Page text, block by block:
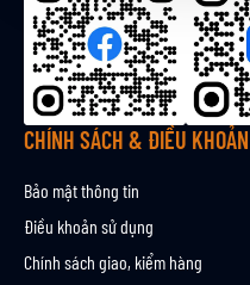
CHÍNH SÁCH & ĐIỀU KHOẢN
Bảo mật thông tin
Điều khoản sử dụng
Chính sách giao, kiểm hàng